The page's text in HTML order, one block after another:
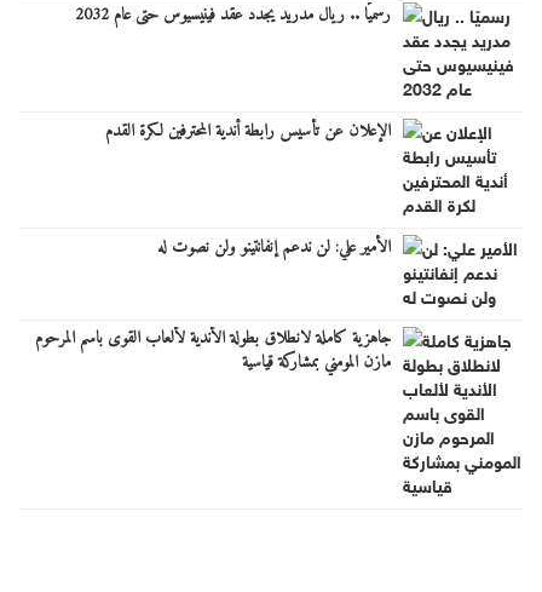
رسميًا .. ريال مدريد يجدد عقد فينيسيوس حتى عام 2032
الإعلان عن تأسيس رابطة أندية المحترفين لكرة القدم
الأمير علي: لن ندعم إنفانتينو ولن نصوت له
جاهزية كاملة لانطلاق بطولة الأندية لألعاب القوى باسم المرحوم
مازن المومني بمشاركة قياسية